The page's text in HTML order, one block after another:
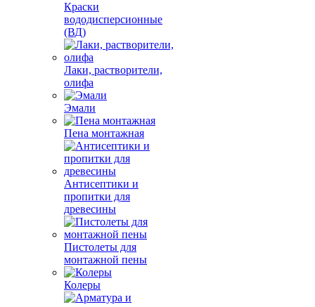
Краски
вододисперсионные
(ВД)
Лаки, растворители,
олифа
Эмали
Пена монтажная
Антисептики и
пропитки для
древесины
Пистолеты для
монтажной пены
Колеры